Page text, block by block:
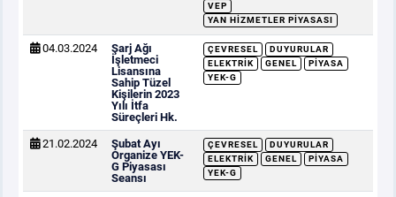
VEP
YAN HIZMETLER PIYASASI
04.03.2024
Şarj Ağı
İşletmeci
Lisansına
Sahip Tüzel
Kişilerin 2023
Yılı İtfa
Süreçleri Hk.
ÇEVRESEL
DUYURULAR
ELEKTRIK
GENEL
PIYASA
YEK-G
21.02.2024
Şubat Ayı
Organize YEK-
G Piyasası
Seansı
ÇEVRESEL
DUYURULAR
ELEKTRIK
GENEL
PIYASA
YEK-G